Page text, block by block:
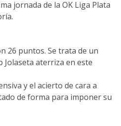
jornada de la OK Liga Plata
26 puntos. Se trata de un
Jolaseta aterriza en este
y el acierto de cara a
de forma para imponer su